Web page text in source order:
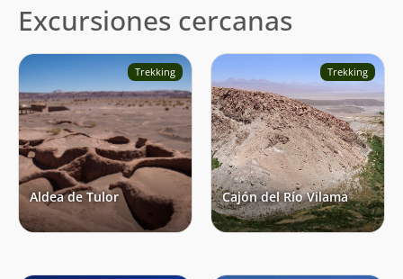
Excursiones cercanas
Trekking
Aldea de Tulor
Trekking
Cajón del Río Vilama